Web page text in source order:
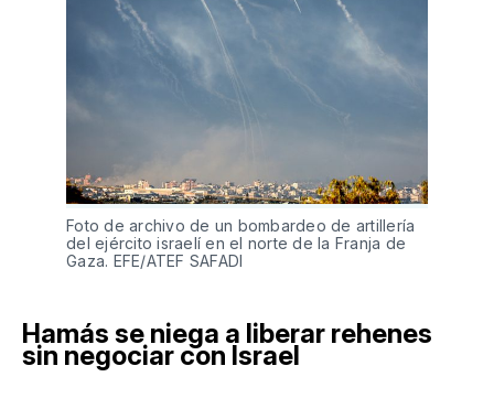
Foto de archivo de un bombardeo de artillería
del ejército israelí en el norte de la Franja de
Gaza. EFE/ATEF SAFADI
Hamás se niega a liberar rehenes
sin negociar con Israel